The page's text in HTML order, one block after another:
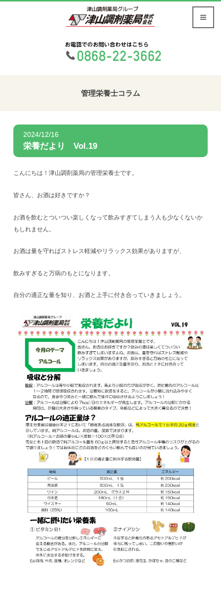
管理栄養士コラム
2024/12/16
栄養だより Vol.19
こんにちは！津山調剤薬局の管理栄養士です。
皆さん、お酒は好きですか？
お酒を飲むとついつい楽しくなって飲みすぎてしまう人も少なくないか
もしれません。
お酒は量を守ればストレス軽減やリラックス効果がありますが、
飲みすぎると万病のもとになります。
自分の適正な量を知り、お酒と上手に付き合っていきましょう。